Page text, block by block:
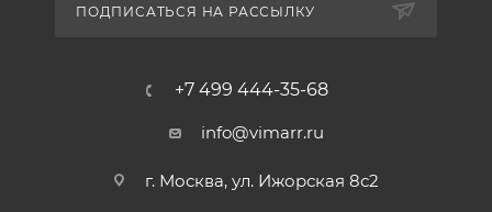
ПОДПИСАТЬСЯ НА РАССЫЛКУ
+7 499 444-35-68
info@vimarr.ru
г. Москва, ул. Ижорская 8с2